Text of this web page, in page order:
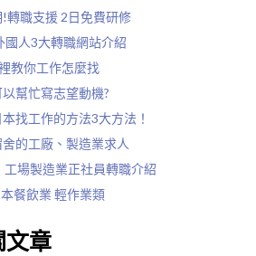
轉職支援 2日免費研修
國人3大轉職網站介紹
教你工作怎麼找
幫忙寫志望動機?
找工作的方法3大方法！
的工廠、製造業求人
場製造業正社員轉職介紹
餐飲業 輕作業類
文章